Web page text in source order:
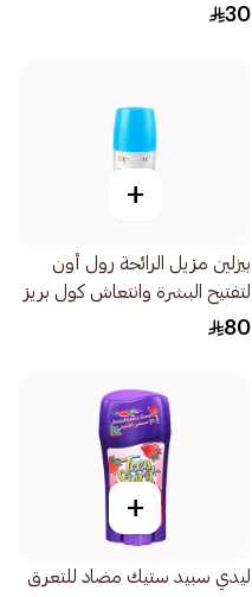
30
+
بيزلين مزيل الرائحة رول أون
لتفتيح البشرة وانتعاش كول بريز
البارد 1قطعة
80
+
ليدي سبيد ستيك مضاد للتعرق